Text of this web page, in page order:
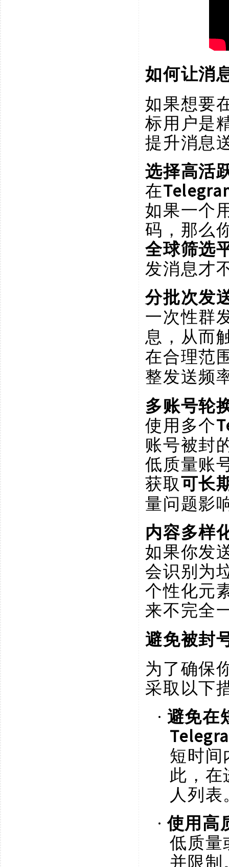
如何让消
如果想要
标用户是
提升消息
选择高活
在
如果一个
码，那么
全球筛选
发消息才
分批次发
一次性群
息，从而
在合理范
整发送频
多账号轮
使用多个
账号被封
低质量账
获取可长
量问题影
内容多样
如果你发
会识别为
个性化元
来不完全
避免被封
为了确保
采取以下
· 避免在
短时间
此，在
人列表
·使用高
低质量
并限制